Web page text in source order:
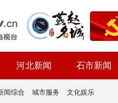
河北新闻 石市新闻
闻综合 城市服务 文化娱乐